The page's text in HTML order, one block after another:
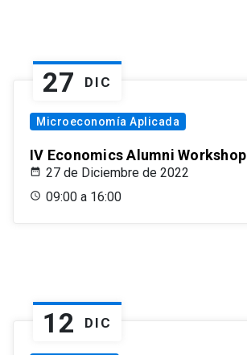
27 DIC
Microeconomía Aplicada
IV Economics Alumni Workshop
27 de Diciembre de 2022
09:00 a 16:00
12 DIC